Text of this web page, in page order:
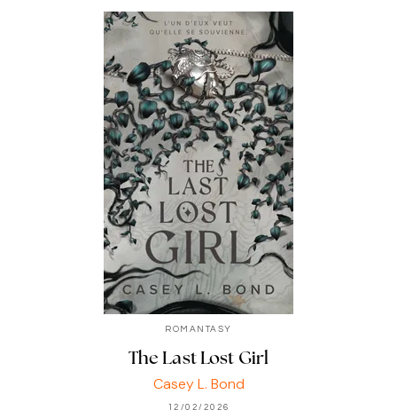
ROMANTASY
The Last Lost Girl
Casey L. Bond
12/02/2026